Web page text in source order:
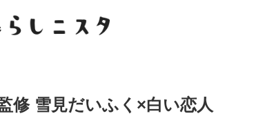
修 雪見だいふく×白い恋人